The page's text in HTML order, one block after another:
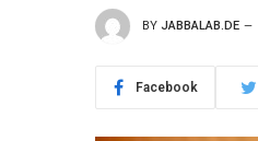
BY JABBALAB.DE
Facebook